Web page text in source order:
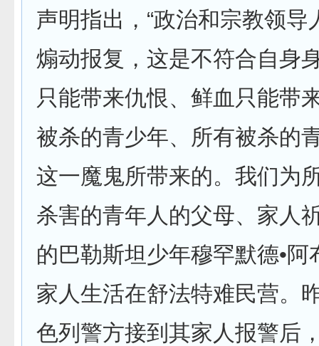
声明指出，“政治和宗教领导
煽动报复，这是不符合自身
只能带来仇恨、鲜血只能带
被杀的青少年、所有被杀的
这一魔鬼所带来的。我们为
杀害的青年人的父母、家人
的巴勒斯坦少年穆罕默德•阿
家人生活在舒法特难民营。
色列警方接到其家人报警后